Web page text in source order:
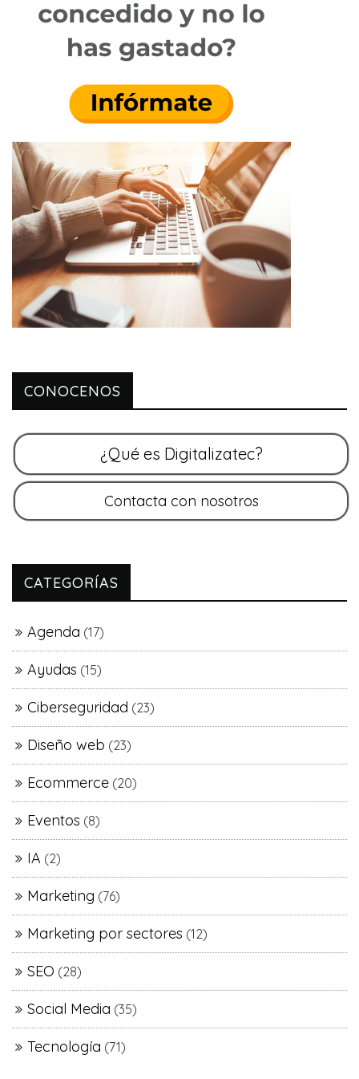
CONOCENOS
CATEGORÍAS
Agenda (17)
Ayudas (15)
Ciberseguridad (23)
Diseño web (23)
Ecommerce (20)
Eventos (8)
IA (2)
Marketing (76)
Marketing por sectores (12)
SEO (28)
Social Media (35)
Tecnología (71)